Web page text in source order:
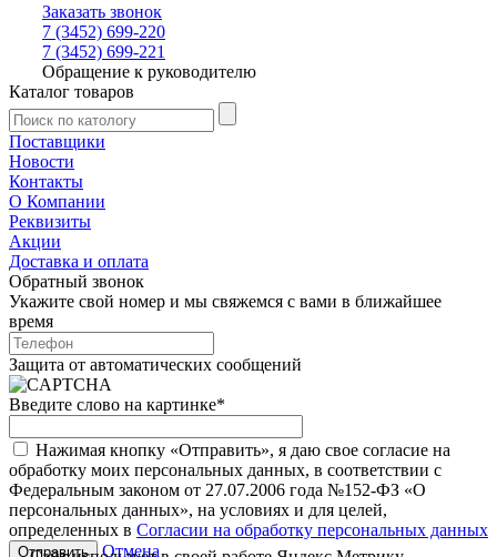
Заказать звонок
7 (3452) 699-220
7 (3452) 699-221
Обращение к руководителю
Каталог товаров
Поставщики
Новости
Контакты
О Компании
Реквизиты
Акции
Доставка и оплата
Обратный звонок
Укажите свой номер и мы свяжемся с вами в ближайшее
время
Защита от автоматических сообщений
Введите слово на картинке*
Нажимая кнопку «Отправить», я даю свое согласие на
обработку моих персональных данных, в соответствии с
Федеральным законом от 27.07.2006 года №152-ФЗ «О
персональных данных», на условиях и для целей,
определенных в Согласии на обработку персональных данных
Отмена